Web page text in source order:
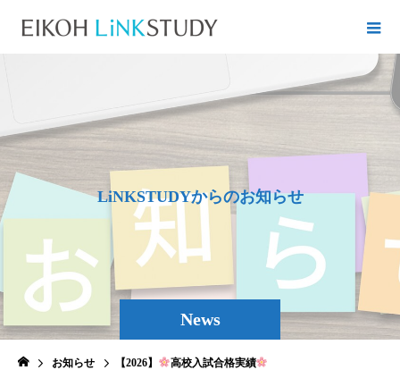
News
LiNKSTUDYからのお知らせ
お知らせ 【2026】 高校入試合格実績